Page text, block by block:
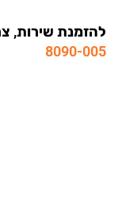
שירות, צרו
8090-